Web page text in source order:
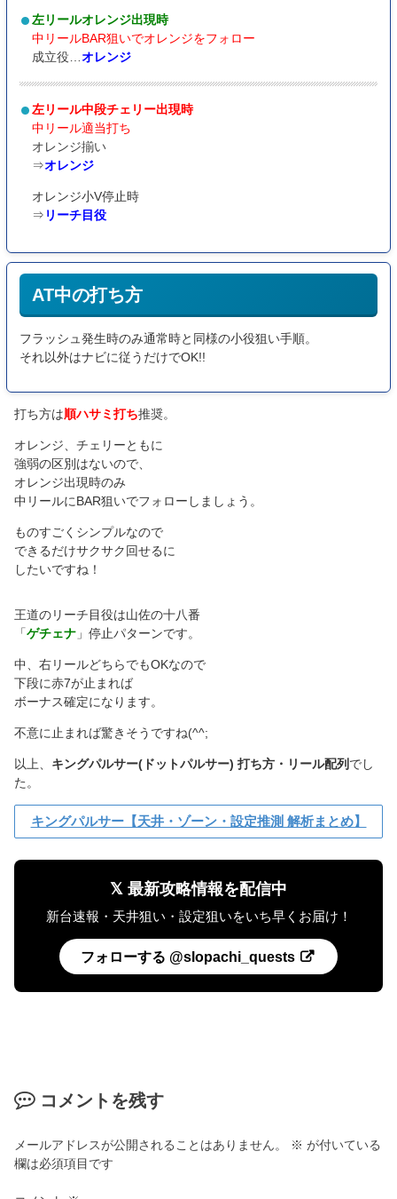
左リールオレンジ出現時
中リールBAR狙いでオレンジをフォロー
成立役…オレンジ
左リール中段チェリー出現時
中リール適当打ち
オレンジ揃い
⇒オレンジ
オレンジ小V停止時
⇒ リーチ目役
AT中の打ち方
フラッシュ発生時のみ通常時と同様の小役狙い手順。
それ以外はナビに従うだけでOK!!
打ち方は順ハサミ打ち推奨。
オレンジ、チェリーともに
強弱の区別はないので、
オレンジ出現時のみ
中リールにBAR狙いでフォローしましょう。
ものすごくシンプルなので
できるだけサクサク回せるに
したいですね！
王道のリーチ目役は山佐の十八番
「ゲチェナ 」停止パターンです。
中、右リールどちらでもOKなので
下段に赤7が止まれば
ボーナス確定になります。
不意に止まれば驚きそうですね(^^;
以上、 キングパルサー(ドットパルサー) 打ち方・リール配列でし
た。
キングパルサー【天井・ゾーン・設定推測 解析まとめ】
𝕏 最新攻略情報を配信中
新台速報・天井狙い・設定狙いをいち早くお届け！
フォローする @slopachi_quests
コメントを残す
メールアドレスが公開されることはありません。 ※ が付いている
欄は必須項目です